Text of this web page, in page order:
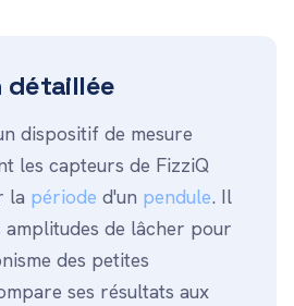
détaillée
dispositif de mesure
les capteurs de FizziQ
la période d'un pendule. Il
de lâcher pour
des petites
ses résultats aux